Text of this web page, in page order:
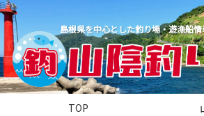
島根県を中心とした釣り場・遊漁船
TOP